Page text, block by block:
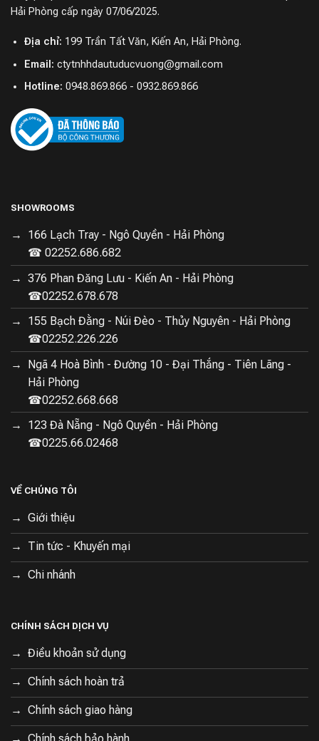
Hải Phòng cấp ngày 07/06/2025.
Địa chỉ: 199 Trần Tất Văn, Kiến An, Hải Phòng.
Email: ctytnhhdautuducvuong@gmail.com
Hotline: 0948.869.866 - 0932.869.866
SHOWROOMS
166 Lạch Tray - Ngô Quyền - Hải Phòng
☎ 02252.686.682
376 Phan Đăng Lưu - Kiến An - Hải Phòng
☎02252.678.678
155 Bạch Đằng - Núi Đèo - Thủy Nguyên - Hải Phòng
☎02252.226.226
Ngã 4 Hoà Bình - Đường 10 - Đại Thắng - Tiên Lãng -
Hải Phòng
☎02252.668.668
123 Đà Nẵng - Ngô Quyền - Hải Phòng
☎0225.66.02468
VỀ CHÚNG TÔI
Giới thiệu
Tin tức - Khuyến mại
Chi nhánh
CHÍNH SÁCH DỊCH VỤ
Điều khoản sử dụng
Chính sách hoàn trả
Chính sách giao hàng